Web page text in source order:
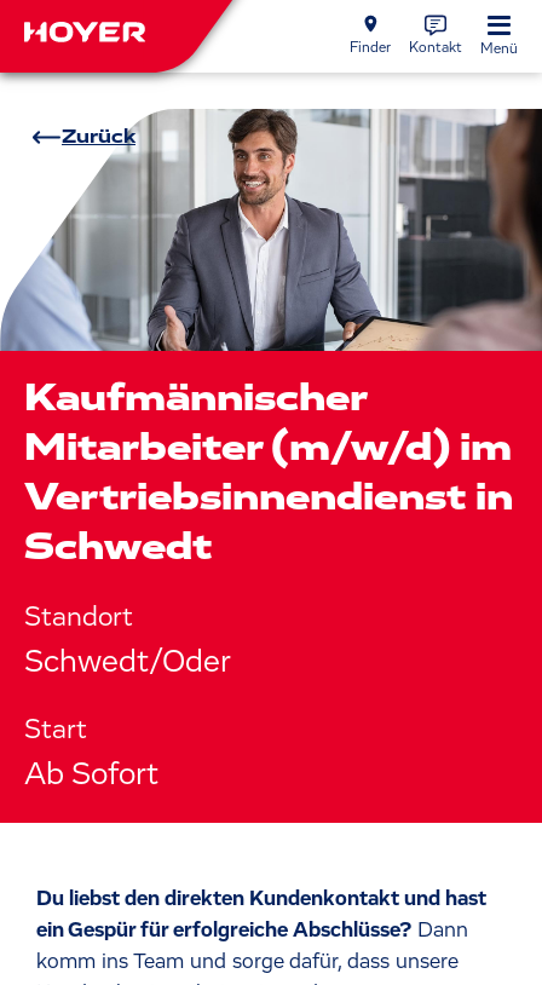
Finder Kontakt Menü
Zurück
Kaufmännischer
Mitarbeiter (m/w/d) im
Vertriebsinnendienst in
Schwedt
Standort
Schwedt/Oder
Start
Ab Sofort
Du liebst den direkten Kundenkontakt und hast
ein Gespür für erfolgreiche Abschlüsse? Dann
komm ins Team und sorge dafür, dass unsere